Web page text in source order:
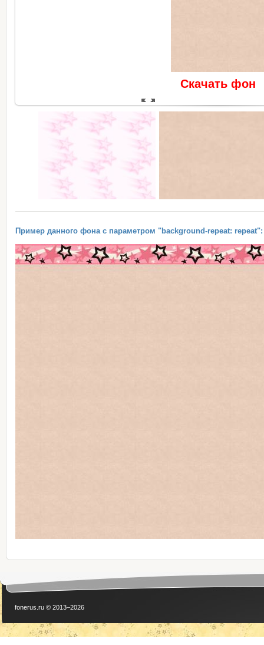
Скачать фон
В реальном размере
Пример данного фона с параметром "background-repeat: repeat":
fonerus.ru © 2013–2026